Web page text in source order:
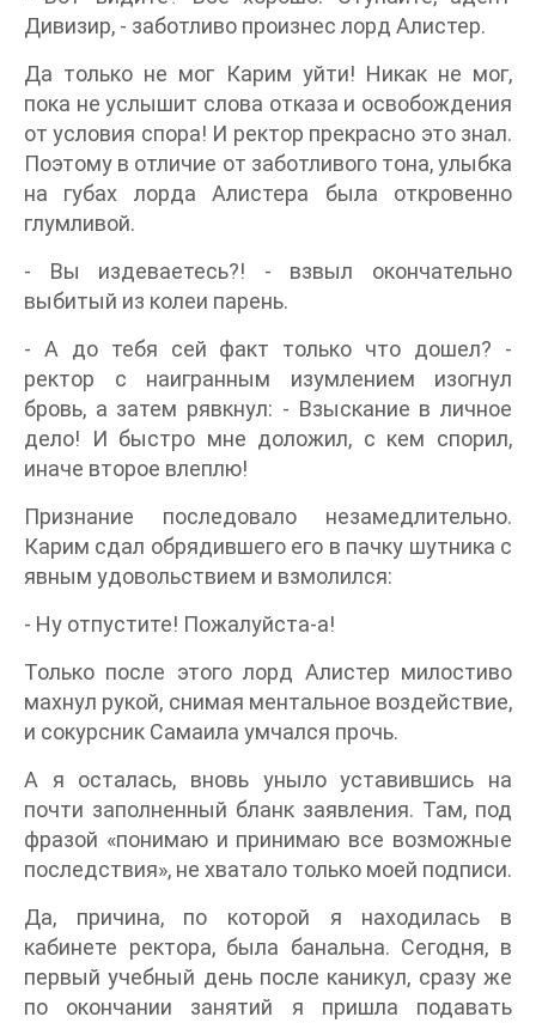
Дивизир, - заботливо произнес лорд Алистер.
Да только не мог Карим уйти! Никак не мог,
пока не услышит слова отказа и освобождения
от условия спора! И ректор прекрасно это знал.
Поэтому в отличие от заботливого тона, улыбка
на губах лорда Алистера была откровенно
глумливой.
- Вы издеваетесь?! - взвыл окончательно
выбитый из колеи парень.
- А до тебя сей факт только что дошел? -
ректор с наигранным изумлением изогнул
бровь, а затем рявкнул: - Взыскание в личное
дело! И быстро мне доложил, с кем спорил,
иначе второе влеплю!
Признание последовало незамедлительно.
Карим сдал обрядившего его в пачку шутника с
явным удовольствием и взмолился:
- Ну отпустите! Пожалуйста-а!
Только после этого лорд Алистер милостиво
махнул рукой, снимая ментальное воздействие,
и сокурсник Самаила умчался прочь.
А я осталась, вновь уныло уставившись на
почти заполненный бланк заявления. Там, под
фразой «понимаю и принимаю все возможные
последствия», не хватало только моей подписи.
Да, причина, по которой я находилась в
кабинете ректора, была банальна. Сегодня, в
первый учебный день после каникул, сразу же
по окончании занятий я пришла подавать